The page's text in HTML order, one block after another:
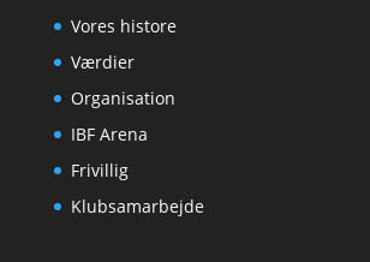
Vores histore
Værdier
Organisation
IBF Arena
Frivillig
Klubsamarbejde